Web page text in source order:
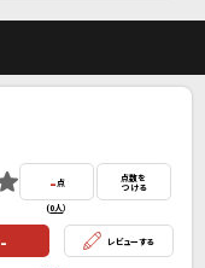
- 点
(0人）
点数を
つける
- レビューする